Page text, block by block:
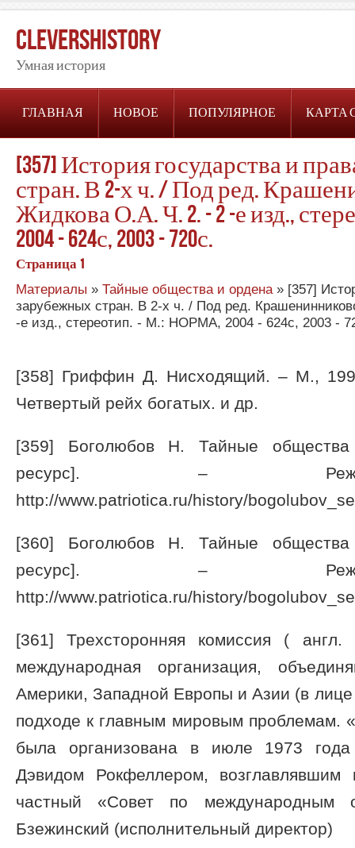
CleversHistory
Умная история
ГЛАВНАЯ НОВОЕ ПОПУЛЯРНОЕ КАРТА
[357] История государства и
стран. В 2-х ч. / Под ред.
Жидкова О.А. Ч. 2. - 2 -е изд.,
2004 - 624с, 2003 - 720с.
Страница 1
Материалы » Тайные общества и ордена» [357]
зарубежных стран. В 2-х ч. / Под ред.
-е изд., стереотип. - М.: НОРМА, 2004 - 624с, 2003 -
[358] Гриффин Д. Нисходящий. – М.,
Четвертый рейх богатых. и др.
[359] Боголюбов Н. Тайные
ресурс]. –
http://www.patriotica.ru/history/
[360] Боголюбов Н. Тайные
ресурс]. –
http://www.patriotica.ru/history/
[361] Трехсторонняя комиссия (
международная организация,
Америки, Западной Европы и Азии (в
подходе к главным мировым проблемам.
была организована в июле 1973 года
Дэвидом Рокфеллером,
частный «Совет по международным
Бзежинский (исполнительный директор)